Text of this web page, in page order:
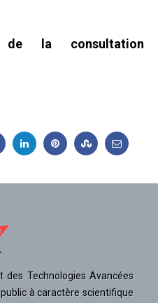
de la consultation
des Technologies Avancées
à caractère scientifique